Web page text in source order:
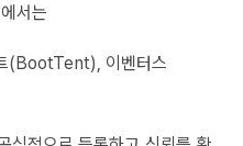
서는
(BootTent), 이벤터스